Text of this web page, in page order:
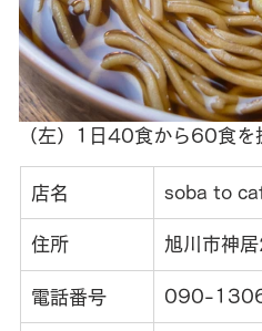
（左） 1日40食から60食を
店名 soba to
住所 旭川市神
電話番号 090-